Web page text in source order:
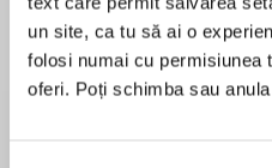
un site, ca tu să ai o
folosi numai cu permisiunea
oferi. Poți schimba sau
Desprecarte
Timeless family drama